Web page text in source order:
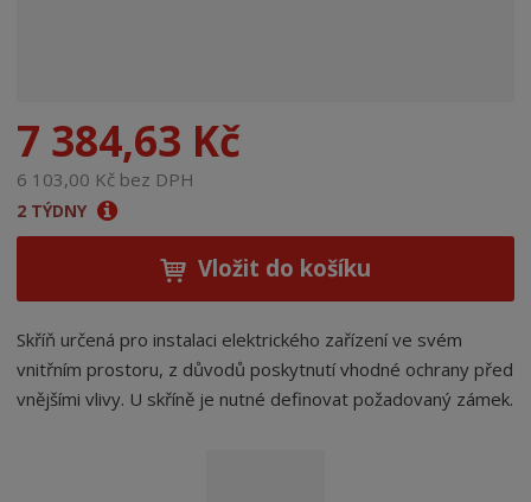
7 384,63 Kč
6 103,00 Kč bez DPH
2 TÝDNY
Vložit do košíku
Skříň určená pro instalaci elektrického zařízení ve svém
vnitřním prostoru, z důvodů poskytnutí vhodné ochrany před
vnějšími vlivy. U skříně je nutné definovat požadovaný zámek.